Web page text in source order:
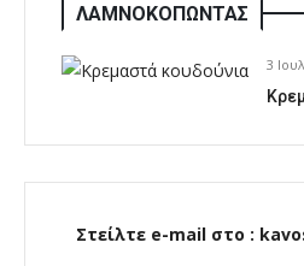
ΛΑΜΝΟΚΟΠΩΝΤΑΣ
3
Στείλτε e-mail στο :